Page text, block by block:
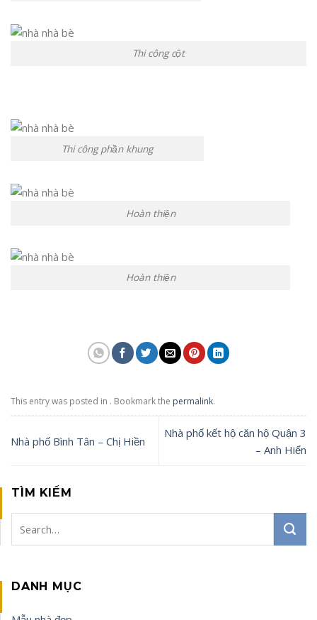
Thi công cột
Thi công phần khung
Hoàn thiện
Hoàn thiện
This entry was posted in . Bookmark the permalink.
Nhà phố Bình Tân – Chị Hiền
Nhà phố kết hộ căn hộ Quận 3
– Anh Hiển
TÌM KIẾM
DANH MỤC